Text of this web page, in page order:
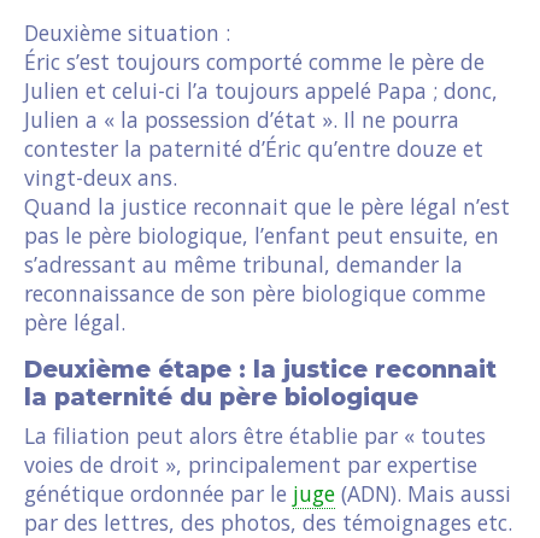
Deuxième situation :
Éric s’est toujours comporté comme le père de
Julien et celui-ci l’a toujours appelé Papa ; donc,
Julien a « la possession d’état ». Il ne pourra
contester la paternité d’Éric qu’entre douze et
vingt-deux ans.
Quand la justice reconnait que le père légal n’est
pas le père biologique, l’enfant peut ensuite, en
s’adressant au même tribunal, demander la
reconnaissance de son père biologique comme
père légal.
Deuxième étape : la justice reconnait
la paternité du père biologique
La filiation peut alors être établie par « toutes
voies de droit », principalement par expertise
génétique ordonnée par le juge (ADN). Mais aussi
par des lettres, des photos, des témoignages etc.